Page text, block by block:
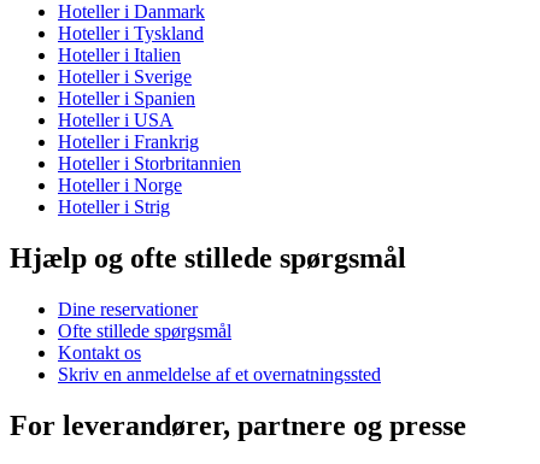
Hoteller i Danmark
Hoteller i Tyskland
Hoteller i Italien
Hoteller i Sverige
Hoteller i Spanien
Hoteller i USA
Hoteller i Frankrig
Hoteller i Storbritannien
Hoteller i Norge
Hoteller i Strig
Hjælp og ofte stillede spørgsmål
Dine reservationer
Ofte stillede spørgsmål
Kontakt os
Skriv en anmeldelse af et overnatningssted
For leverandører, partnere og presse